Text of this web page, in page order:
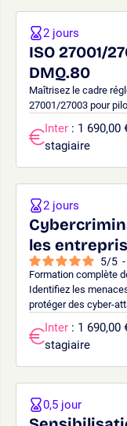
ISO 27001/
DMQ.80
Maîtrisez le cadre
27001/27003 pour
2 jours
Inter : 1 690,00
stagiaire
les
5/5 -
Formation complète
Identifiez les
protéger des cyber-
2 jours
Inter : 1 690,00
stagiaire
0,5 jour